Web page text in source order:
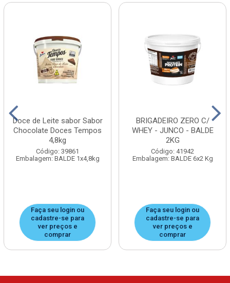
Doce de Leite sabor Sabor
Chocolate Doces Tempos
4,8kg
Código: 39861
Embalagem: BALDE 1x4,8kg
Faça seu login ou
cadastre-se para
ver preços e
comprar
BRIGADEIRO ZERO C/
WHEY - JUNCO - BALDE
2KG
Código: 41942
Embalagem: BALDE 6x2 Kg
Faça seu login ou
cadastre-se para
ver preços e
comprar